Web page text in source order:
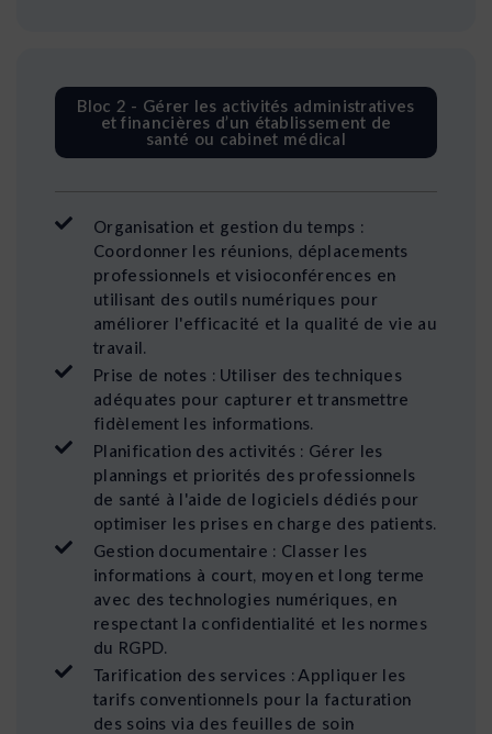
Bloc 2 - Gérer les activités administratives
et financières d’un établissement de
santé ou cabinet médical
Organisation et gestion du temps :
Coordonner les réunions, déplacements
professionnels et visioconférences en
utilisant des outils numériques pour
améliorer l'efficacité et la qualité de vie au
travail.
Prise de notes : Utiliser des techniques
adéquates pour capturer et transmettre
fidèlement les informations.
Planification des activités : Gérer les
plannings et priorités des professionnels
de santé à l'aide de logiciels dédiés pour
optimiser les prises en charge des patients.
Gestion documentaire : Classer les
informations à court, moyen et long terme
avec des technologies numériques, en
respectant la confidentialité et les normes
du RGPD.
Tarification des services : Appliquer les
tarifs conventionnels pour la facturation
des soins via des feuilles de soin